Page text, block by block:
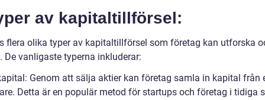
av kapitaltillförsel:
flera olika typer av kapitaltillförsel som företag kan utforska
De vanligaste typerna inkluderar:
Genom att sälja aktier kan företag samla in kapital från
Detta är en populär metod för startups och företag i tidiga